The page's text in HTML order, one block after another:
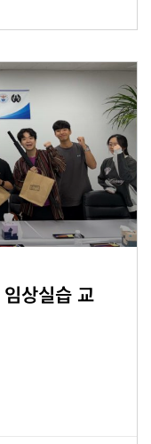
상실습 교